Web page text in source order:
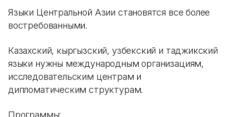
Языки Центральной Азии становятся все более
востребованными.
Казахский, кыргызский, узбекский и таджикский
языки нужны международным организациям,
исследовательским центрам и
дипломатическим структурам.